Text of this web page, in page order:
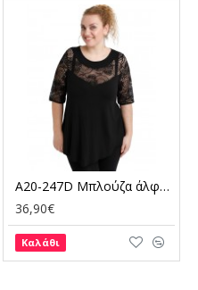
A20-247D Μπλούζα άλφα κομποζέ με δαντέλα - Μαύρο
36,90€
Καλάθι